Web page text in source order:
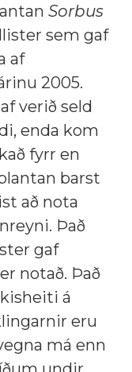
Sorbus
sem gaf
af
2005.
verið seld
enda kom
fyrr en
barst
að nota
Það
gaf
notað. Það
á
eru
má enn